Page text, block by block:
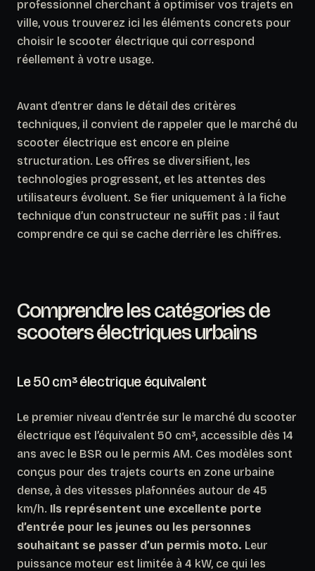
professionnel cherchant à optimiser vos trajets en
ville, vous trouverez ici les éléments concrets pour
choisir le scooter électrique qui correspond
réellement à votre usage.
Avant d’entrer dans le détail des critères
techniques, il convient de rappeler que le marché du
scooter électrique est encore en pleine
structuration. Les offres se diversifient, les
technologies progressent, et les attentes des
utilisateurs évoluent. Se fier uniquement à la fiche
technique d’un constructeur ne suffit pas : il faut
comprendre ce qui se cache derrière les chiffres.
Comprendre les catégories de
scooters électriques urbains
Le 50 cm³ électrique équivalent
Le premier niveau d’entrée sur le marché du scooter
électrique est l’équivalent 50 cm³, accessible dès 14
ans avec le BSR ou le permis AM. Ces modèles sont
conçus pour des trajets courts en zone urbaine
dense, à des vitesses plafonnées autour de 45
km/h. Ils représentent une excellente porte
d’entrée pour les jeunes ou les personnes
souhaitant se passer d’un permis moto. Leur
puissance moteur est limitée à 4 kW, ce qui les